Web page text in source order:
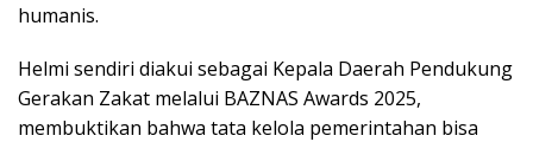
humanis.
Helmi sendiri diakui sebagai Kepala Daerah Pendukung
Gerakan Zakat melalui BAZNAS Awards 2025,
membuktikan bahwa tata kelola pemerintahan bisa